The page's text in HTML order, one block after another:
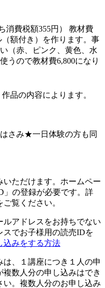
消費税額355円） 教材費
額付き）を作ります。事
（赤、ピンク、黄色、水
うので教材費6,800になり
品の内容によります。
さみ★一日体験の方も同
ただけます。ホームペー
」の登録が必要です。詳
ご覧ください。
アドレスをお持ちでない
スでお子様用の読売IDを
込みをする方法
、１講座につき１人の申
数人分の申し込みはでき
い。複数人分のお申し込み